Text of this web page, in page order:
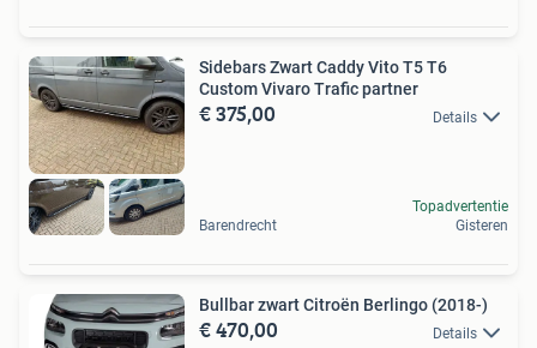
Sidebars Zwart Caddy Vito T5 T6
Custom Vivaro Trafic partner
€ 375,00 Details
Barendrecht
Topadvertentie
Gisteren
Bullbar zwart Citroën Berlingo (2018-)
€ 470,00 Details